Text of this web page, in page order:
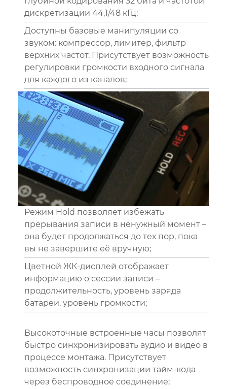
дискретизации 44,1/48 кГц;
Доступны базовые манипуляции со
звуком: компрессор, лимитер, фильтр
верхних частот. Присутствует возможность
регулировки громкости входного сигнала
для каждого из каналов;
Режим Hold позволяет избежать
прерывания записи в ненужный момент –
она будет продолжаться до тех пор, пока
вы не завершите её вручную;
Цветной ЖК-дисплей отображает
информацию о сессии записи –
продолжительность, уровень заряда
батареи, уровень громкости;
Высокоточные встроенные часы позволят
быстро синхронизировать аудио и видео в
процессе монтажа. Присутствует
возможность синхронизации тайм-кода
через беспроводное соединение;